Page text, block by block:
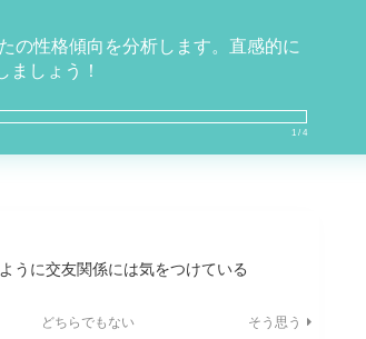
の性格傾向を分析します。直感的に
ましょう！
1 / 4
うに交友関係には気をつけている
どちらでもない そう思う